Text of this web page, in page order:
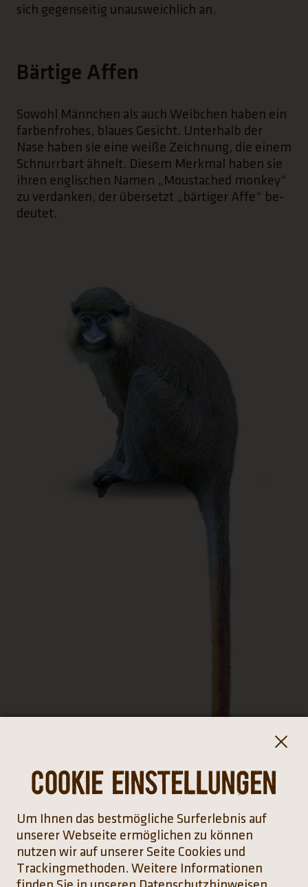
sich gegenseitig unausweichlich an.
Bärtige Affen
Sowohl Männchen als auch Weibchen haben ein
farbenfrohes, blaues Gesicht. Unterhalb der
Nase haben sie eine weiße Zeichnung, die einem
Schnurrbart ähnelt. Diesem Merkmal haben sie
ihren englischen Namen „Moustached monkey“
zu verdanken, der übersetzt „bärtiger Affe“ be­
deutet.
Cookie Einstellungen
Um Ihnen das bestmögliche Surferlebnis auf
unserer Webseite ermöglichen zu können
nutzen wir auf unserer Seite Cookies und
Trackingmethoden. Weitere Informationen